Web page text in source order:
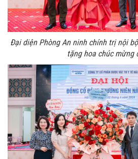
Đại diện Phòng An ninh chính trị nội
tặng hoa chúc mừng